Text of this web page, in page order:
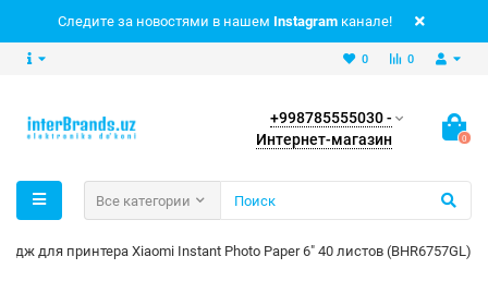
Следите за новостями в нашем Instagram канале!
0
0
+998785555030 -
Интернет-магазин
0
Все категории
для принтера Xiaomi Instant Photo Paper 6" 40 листов (BHR6757GL)